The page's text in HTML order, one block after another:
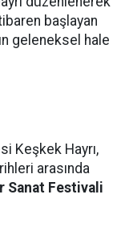
başlayan
geleneksel hale
Keşkek Hayrı,
arasında
Sanat Festivali